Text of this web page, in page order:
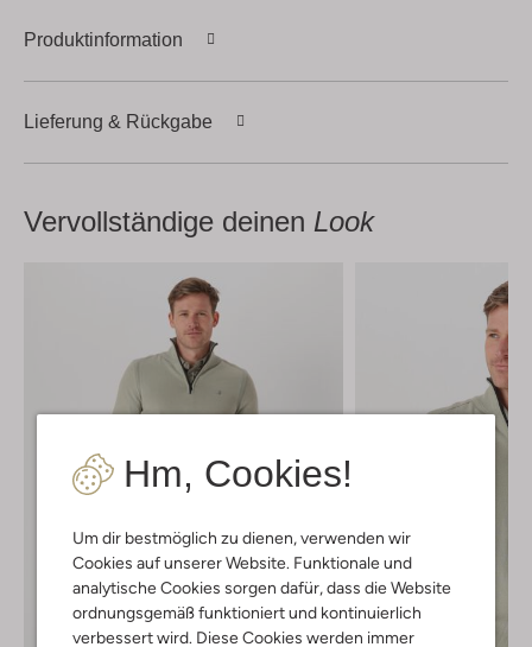
Hm, Cookies!
Um dir bestmöglich zu dienen, verwenden wir
Cookies auf unserer Website. Funktionale und
analytische Cookies sorgen dafür, dass die Website
ordnungsgemäß funktioniert und kontinuierlich
verbessert wird. Diese Cookies werden immer
Produktinformation
Lieferung & Rückgabe
Vervollständige deinen Look